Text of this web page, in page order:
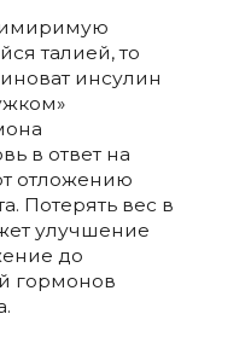
талией, то
инсулин
в ответ на
отложению
Потерять вес в
улучшение
до
гормонов